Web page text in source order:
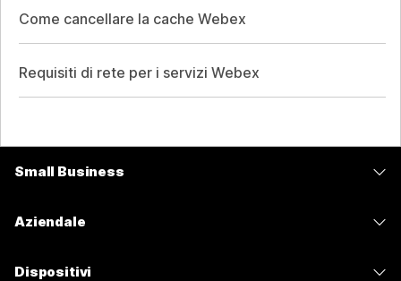
Come cancellare la cache Webex
Requisiti di rete per i servizi Webex
Small Business
Aziendale
Dispositivi